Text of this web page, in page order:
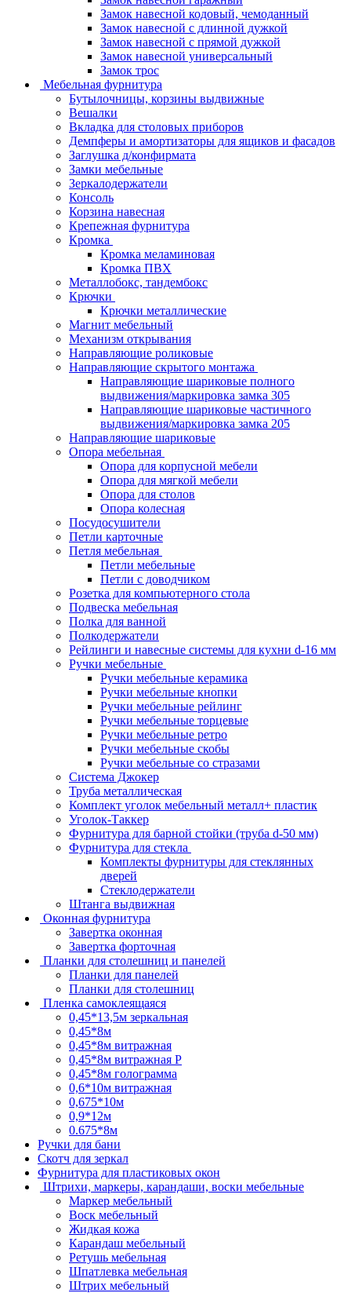
Замок навесной кодовый, чемоданный
Замок навесной с длинной дужкой
Замок навесной с прямой дужкой
Замок навесной универсальный
Замок трос
Мебельная фурнитура
Бутылочницы, корзины выдвижные
Вешалки
Вкладка для столовых приборов
Демпферы и амортизаторы для ящиков и фасадов
Заглушка д/конфирмата
Замки мебельные
Зеркалодержатели
Консоль
Корзина навесная
Крепежная фурнитура
Кромка
Кромка меламиновая
Кромка ПВХ
Металлобокс, тандембокс
Крючки
Крючки металлические
Магнит мебельный
Механизм открывания
Направляющие роликовые
Направляющие скрытого монтажа
Направляющие шариковые полного
выдвижения/маркировка замка 305
Направляющие шариковые частичного
выдвижения/маркировка замка 205
Направляющие шариковые
Опора мебельная
Опора для корпусной мебели
Опора для мягкой мебели
Опора для столов
Опора колесная
Посудосушители
Петли карточные
Петля мебельная
Петли мебельные
Петли с доводчиком
Розетка для компьютерного стола
Подвеска мебельная
Полка для ванной
Полкодержатели
Рейлинги и навесные системы для кухни d-16 мм
Ручки мебельные
Ручки мебельные керамика
Ручки мебельные кнопки
Ручки мебельные рейлинг
Ручки мебельные торцевые
Ручки мебельные ретро
Ручки мебельные скобы
Ручки мебельные со стразами
Система Джокер
Труба металлическая
Комплект уголок мебельный металл+ пластик
Уголок-Таккер
Фурнитура для барной стойки (труба d-50 мм)
Фурнитура для стекла
Комплекты фурнитуры для стеклянных
дверей
Стеклодержатели
Штанга выдвижная
Оконная фурнитура
Завертка оконная
Завертка форточная
Планки для столешниц и панелей
Планки для панелей
Планки для столешниц
Пленка самоклеящаяся
0,45*13,5м зеркальная
0,45*8м
0,45*8м витражная
0,45*8м витражная Р
0,45*8м голограмма
0,6*10м витражная
0,675*10м
0,9*12м
0.675*8м
Ручки для бани
Скотч для зеркал
Фурнитура для пластиковых окон
Штрихи, маркеры, карандаши, воски мебельные
Маркер мебельный
Воск мебельный
Жидкая кожа
Карандаш мебельный
Ретушь мебельная
Шпатлевка мебельная
Штрих мебельный